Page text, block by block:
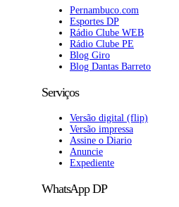
Pernambuco.com
Esportes DP
Rádio Clube WEB
Rádio Clube PE
Blog Giro
Blog Dantas Barreto
Serviços
Versão digital (flip)
Versão impressa
Assine o Diario
Anuncie
Expediente
WhatsApp DP